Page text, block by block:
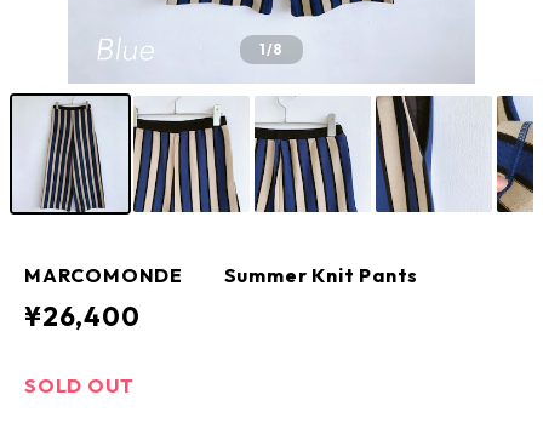
1/8
MARCOMONDE Summer Knit Pants
¥26,400
SOLD OUT